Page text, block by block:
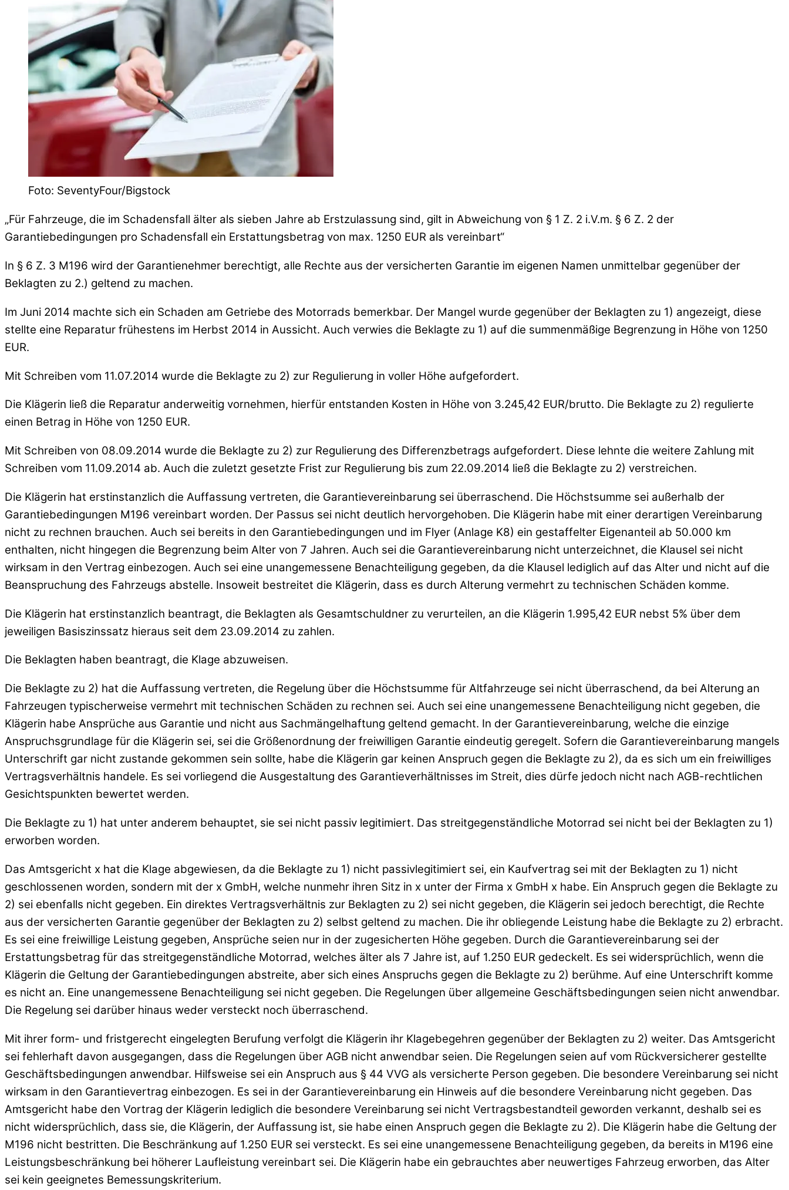
Foto: SeventyFour/Bigstock
„Für Fahrzeuge, die im Schadensfall älter als sieben Jahre ab Erstzulassung sind, gilt in Abweichung von § 1 Z. 2 i.V.m. § 6 Z. 2 der
Garantiebedingungen pro Schadensfall ein Erstattungsbetrag von max. 1250 EUR als vereinbart“
In § 6 Z. 3 M196 wird der Garantienehmer berechtigt, alle Rechte aus der versicherten Garantie im eigenen Namen unmittelbar gegenüber der
Beklagten zu 2.) geltend zu machen.
Im Juni 2014 machte sich ein Schaden am Getriebe des Motorrads bemerkbar. Der Mangel wurde gegenüber der Beklagten zu 1) angezeigt, diese
stellte eine Reparatur frühestens im Herbst 2014 in Aussicht. Auch verwies die Beklagte zu 1) auf die summenmäßige Begrenzung in Höhe von 1250
EUR.
Mit Schreiben vom 11.07.2014 wurde die Beklagte zu 2) zur Regulierung in voller Höhe aufgefordert.
Die Klägerin ließ die Reparatur anderweitig vornehmen, hierfür entstanden Kosten in Höhe von 3.245,42 EUR/brutto. Die Beklagte zu 2) regulierte
einen Betrag in Höhe von 1250 EUR.
Mit Schreiben von 08.09.2014 wurde die Beklagte zu 2) zur Regulierung des Differenzbetrags aufgefordert. Diese lehnte die weitere Zahlung mit
Schreiben vom 11.09.2014 ab. Auch die zuletzt gesetzte Frist zur Regulierung bis zum 22.09.2014 ließ die Beklagte zu 2) verstreichen.
Die Klägerin hat erstinstanzlich die Auffassung vertreten, die Garantievereinbarung sei überraschend. Die Höchstsumme sei außerhalb der
Garantiebedingungen M196 vereinbart worden. Der Passus sei nicht deutlich hervorgehoben. Die Klägerin habe mit einer derartigen Vereinbarung
nicht zu rechnen brauchen. Auch sei bereits in den Garantiebedingungen und im Flyer (Anlage K8) ein gestaffelter Eigenanteil ab 50.000 km
enthalten, nicht hingegen die Begrenzung beim Alter von 7 Jahren. Auch sei die Garantievereinbarung nicht unterzeichnet, die Klausel sei nicht
wirksam in den Vertrag einbezogen. Auch sei eine unangemessene Benachteiligung gegeben, da die Klausel lediglich auf das Alter und nicht auf die
Beanspruchung des Fahrzeugs abstelle. Insoweit bestreitet die Klägerin, dass es durch Alterung vermehrt zu technischen Schäden komme.
Die Klägerin hat erstinstanzlich beantragt, die Beklagten als Gesamtschuldner zu verurteilen, an die Klägerin 1.995,42 EUR nebst 5% über dem
jeweiligen Basiszinssatz hieraus seit dem 23.09.2014 zu zahlen.
Die Beklagten haben beantragt, die Klage abzuweisen.
Die Beklagte zu 2) hat die Auffassung vertreten, die Regelung über die Höchstsumme für Altfahrzeuge sei nicht überraschend, da bei Alterung an
Fahrzeugen typischerweise vermehrt mit technischen Schäden zu rechnen sei. Auch sei eine unangemessene Benachteiligung nicht gegeben, die
Klägerin habe Ansprüche aus Garantie und nicht aus Sachmängelhaftung geltend gemacht. In der Garantievereinbarung, welche die einzige
Anspruchsgrundlage für die Klägerin sei, sei die Größenordnung der freiwilligen Garantie eindeutig geregelt. Sofern die Garantievereinbarung mangels
Unterschrift gar nicht zustande gekommen sein sollte, habe die Klägerin gar keinen Anspruch gegen die Beklagte zu 2), da es sich um ein freiwilliges
Vertragsverhältnis handele. Es sei vorliegend die Ausgestaltung des Garantieverhältnisses im Streit, dies dürfe jedoch nicht nach AGB-rechtlichen
Gesichtspunkten bewertet werden.
Die Beklagte zu 1) hat unter anderem behauptet, sie sei nicht passiv legitimiert. Das streitgegenständliche Motorrad sei nicht bei der Beklagten zu 1)
erworben worden.
Das Amtsgericht x hat die Klage abgewiesen, da die Beklagte zu 1) nicht passivlegitimiert sei, ein Kaufvertrag sei mit der Beklagten zu 1) nicht
geschlossenen worden, sondern mit der x GmbH, welche nunmehr ihren Sitz in x unter der Firma x GmbH x habe. Ein Anspruch gegen die Beklagte zu
2) sei ebenfalls nicht gegeben. Ein direktes Vertragsverhältnis zur Beklagten zu 2) sei nicht gegeben, die Klägerin sei jedoch berechtigt, die Rechte
aus der versicherten Garantie gegenüber der Beklagten zu 2) selbst geltend zu machen. Die ihr obliegende Leistung habe die Beklagte zu 2) erbracht.
Es sei eine freiwillige Leistung gegeben, Ansprüche seien nur in der zugesicherten Höhe gegeben. Durch die Garantievereinbarung sei der
Erstattungsbetrag für das streitgegenständliche Motorrad, welches älter als 7 Jahre ist, auf 1.250 EUR gedeckelt. Es sei widersprüchlich, wenn die
Klägerin die Geltung der Garantiebedingungen abstreite, aber sich eines Anspruchs gegen die Beklagte zu 2) berühme. Auf eine Unterschrift komme
es nicht an. Eine unangemessene Benachteiligung sei nicht gegeben. Die Regelungen über allgemeine Geschäftsbedingungen seien nicht anwendbar.
Die Regelung sei darüber hinaus weder versteckt noch überraschend.
Mit ihrer form- und fristgerecht eingelegten Berufung verfolgt die Klägerin ihr Klagebegehren gegenüber der Beklagten zu 2) weiter. Das Amtsgericht
sei fehlerhaft davon ausgegangen, dass die Regelungen über AGB nicht anwendbar seien. Die Regelungen seien auf vom Rückversicherer gestellte
Geschäftsbedingungen anwendbar. Hilfsweise sei ein Anspruch aus § 44 VVG als versicherte Person gegeben. Die besondere Vereinbarung sei nicht
wirksam in den Garantievertrag einbezogen. Es sei in der Garantievereinbarung ein Hinweis auf die besondere Vereinbarung nicht gegeben. Das
Amtsgericht habe den Vortrag der Klägerin lediglich die besondere Vereinbarung sei nicht Vertragsbestandteil geworden verkannt, deshalb sei es
nicht widersprüchlich, dass sie, die Klägerin, der Auffassung ist, sie habe einen Anspruch gegen die Beklagte zu 2). Die Klägerin habe die Geltung der
M196 nicht bestritten. Die Beschränkung auf 1.250 EUR sei versteckt. Es sei eine unangemessene Benachteiligung gegeben, da bereits in M196 eine
Leistungsbeschränkung bei höherer Laufleistung vereinbart sei. Die Klägerin habe ein gebrauchtes aber neuwertiges Fahrzeug erworben, das Alter
sei kein geeignetes Bemessungskriterium.